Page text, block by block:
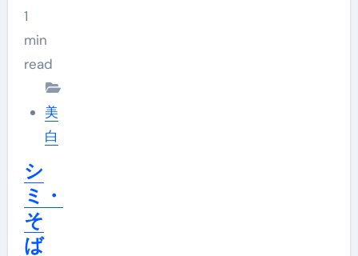
1
min
read
美
白
シ
ミ・
そ
ば